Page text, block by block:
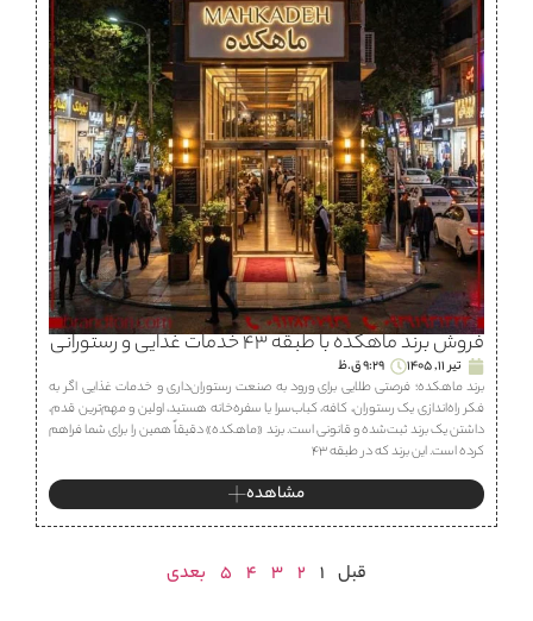
فروش برند ماهكده با طبقه ۴۳ خدمات غذایی و رستورانی
تیر 11, 1405
9:29 ق.ظ
برند ماهكده؛ فرصتی طلایی برای ورود به صنعت رستوران‌داری و خدمات غذایی اگر به
فکر راه‌اندازی یک رستوران، كافه، كباب‌سرا یا سفره‌خانه هستید، اولین و مهم‌ترین قدم،
داشتن یک برند ثبت‌شده و قانونی است. برند «ماهكده» دقیقاً همین را برای شما فراهم
کرده است. این برند که در طبقه ۴۳
مشاهده
قبل 1
2
3
4
5 بعدی